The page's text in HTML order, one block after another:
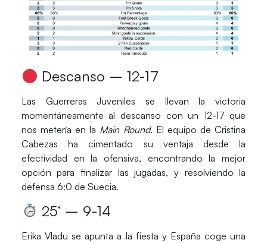
Descanso – 12-17
Las Guerreras Juveniles se llevan la victoria
momentáneamente al descanso con un 12-17 que
nos metería en la Main Round. El equipo deCristina
Cabezas ha cimentado su ventaja desde la
efectividad en la ofensiva, encontrando la mejor
opción para finalizar las jugadas, y resolviendo la
defensa 6:0 de Suecia.
25‘ – 9-14
Erika Vladu se apunta a la fiesta y España coge una